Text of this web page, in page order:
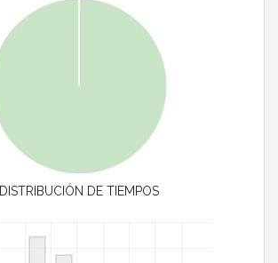
DISTRIBUCIÓN DE TIEMPOS